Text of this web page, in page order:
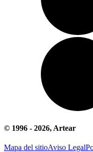
© 1996 - 2026, Artear
Mapa del sitioAviso Legal